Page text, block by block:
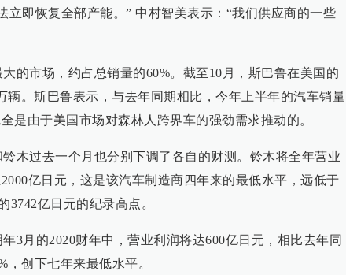
立即恢复全部产能。” 中村智美表示：“我们供应商的一些
的市场，约占总销量的60%。截至10月，斯巴鲁在美国的
辆。斯巴鲁表示，与去年同期相比，今年上半年的汽车销量
是由于美国市场对森林人跨界车的强劲需求推动的。
木过去一个月也分别下调了各自的财测。铃木将全年营业
亿日元，这是该汽车制造商四年来的最低水平，远低于
3742亿日元的纪录高点。
3月的2020财年中，营业利润将达600亿日元，相比去年同
，创下七年来最低水平。